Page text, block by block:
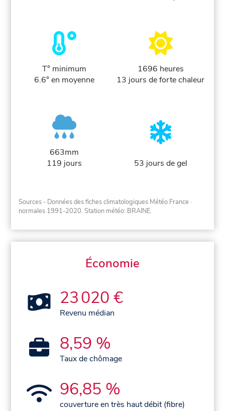
T° minimum
6.6° en moyenne
1696 heures
13 jours de forte chaleur
663mm
119 jours
53 jours de gel
Sources - Données des fiches climatologiques Météo France ·
normales 1991-2020. Station météo: BRAINE.
Économie
23 020 €
Revenu médian
8,59 %
Taux de chômage
96,85 %
couverture en très haut débit (fibre)